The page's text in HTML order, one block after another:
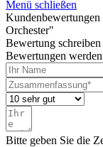
Menü schließen
Orchester"
Bewertung schreiben
Bewertungen
Bitte geben Sie die